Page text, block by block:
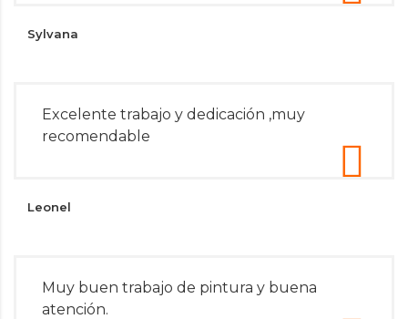
Sylvana
Excelente trabajo y dedicación ,muy
recomendable
Leonel
Muy buen trabajo de pintura y buena
atención.